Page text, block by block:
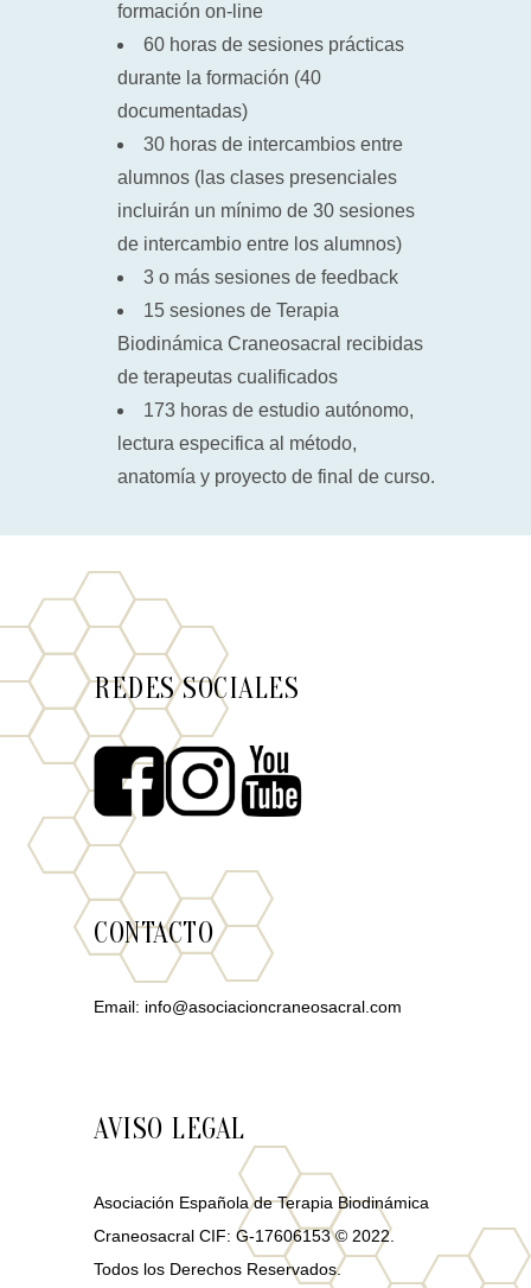
formación on-line
60 horas de sesiones prácticas
durante la formación (40
documentadas)
30 horas de intercambios entre
alumnos (las clases presenciales
incluirán un mínimo de 30 sesiones
de intercambio entre los alumnos)
3 o más sesiones de feedback
15 sesiones de Terapia
Biodinámica Craneosacral recibidas
de terapeutas cualificados
173 horas de estudio autónomo,
lectura especifica al método,
anatomía y proyecto de final de curso.
REDES SOCIALES
CONTACTO
Email: info@asociacioncraneosacral.com
AVISO LEGAL
Asociación Española de Terapia Biodinámica
Craneosacral CIF: G-17606153 © 2022.
Todos los Derechos Reservados.